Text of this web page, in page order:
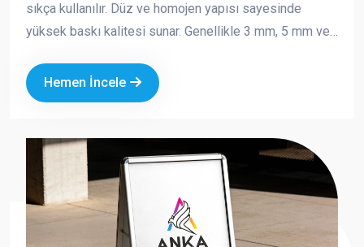
sıkça kullanılır. Düz ve homojen yapısı sayesinde
yüksek baskı kalitesi sunar. Genellikle 3 mm, 5 mm ve
şekillendirilebilir bir yapıya sahiptir. Reklam ve tanıtım
çalışmalarında hem ekonomik hem de şık bir çözüm
ve profesyonel şekilde yansıtmanıza yardımcı olur.
Hemen İncele